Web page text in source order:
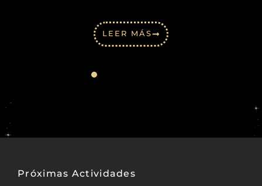
LEER MÁS
Próximas Actividades